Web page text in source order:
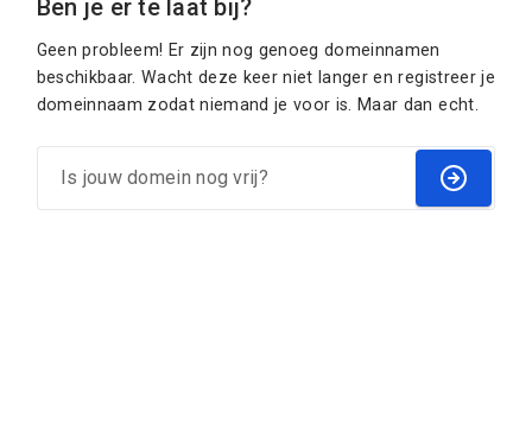
Ben je er te laat bij?
Geen probleem! Er zijn nog genoeg domeinnamen
beschikbaar. Wacht deze keer niet langer en registreer je
domeinnaam zodat niemand je voor is. Maar dan echt.